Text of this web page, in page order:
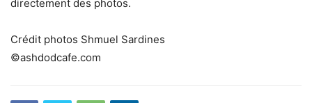
directement des photos.
Crédit photos Shmuel Sardines
©ashdodcafe.com